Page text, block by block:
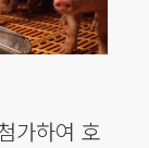
가하여 호